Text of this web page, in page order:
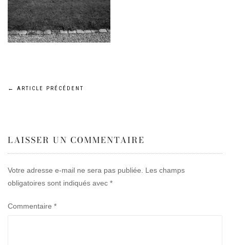
Navigation
l’article
← ARTICLE PRÉCÉDENT
LAISSER UN COMMENTAIRE
Votre adresse e-mail ne sera pas publiée.
Les champs
obligatoires sont indiqués avec *
Commentaire *